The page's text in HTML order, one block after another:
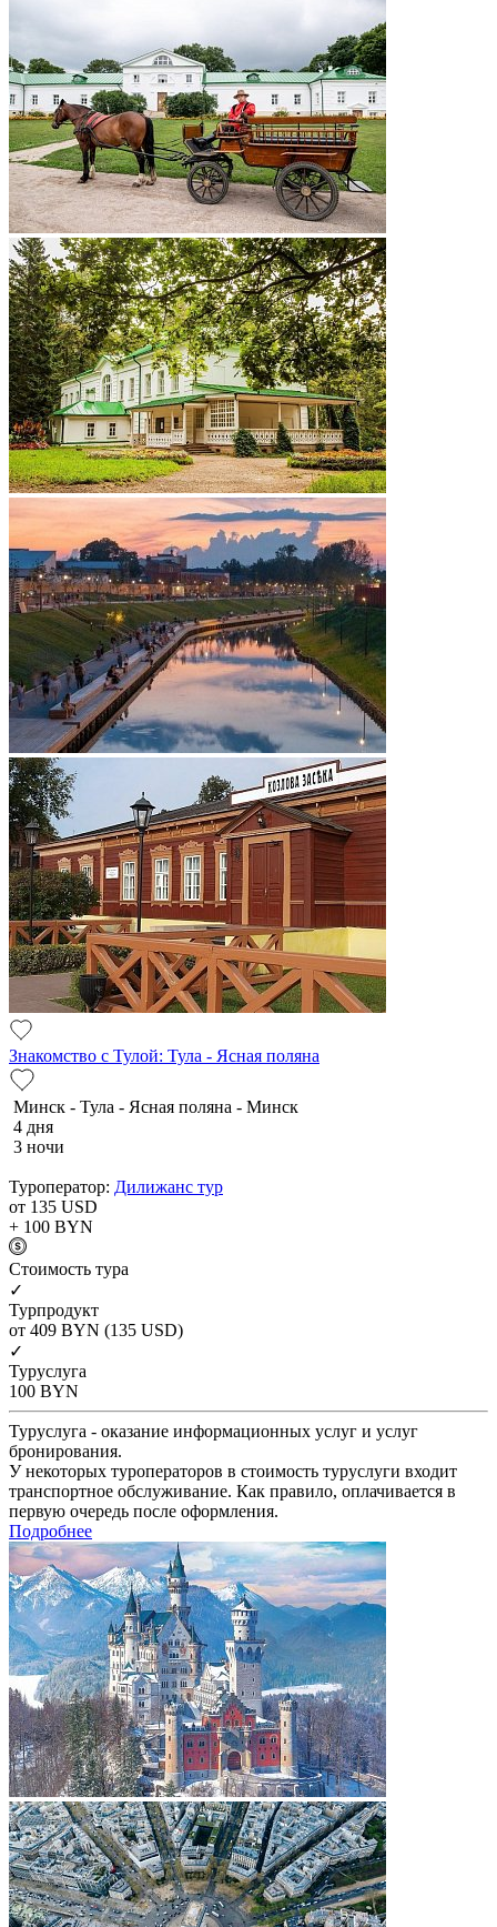
Знакомство с Тулой: Тула - Ясная поляна
Минск - Тула - Ясная поляна - Минск
4 дня
3 ночи
Туроператор: Дилижанс тур
от 135 USD
+ 100 BYN
Cтоимость тура
✓
Турпродукт
от 409 BYN (135 USD)
✓
Туруслуга
100 BYN
Туруслуга - оказание информационных услуг и услуг
бронирования.
У некоторых туроператоров в стоимость туруслуги входит
транспортное обслуживание. Как правило, оплачивается в
первую очередь после оформления.
Подробнее